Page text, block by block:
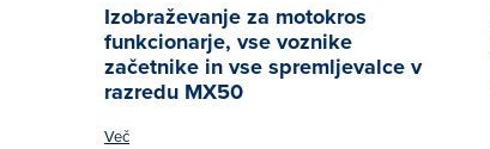
Izobraževanje za motokros
funkcionarje, vse voznike
začetnike in vse spremljevalce v
razredu MX50
Več